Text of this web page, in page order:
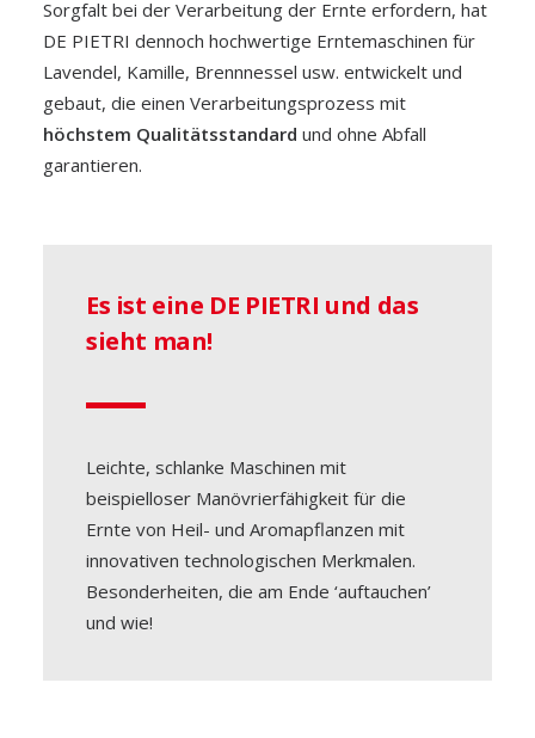
Sorgfalt bei der Verarbeitung der Ernte erfordern, hat
DE PIETRI dennoch hochwertige Erntemaschinen für
Lavendel, Kamille, Brennnessel usw. entwickelt und
gebaut, die einen Verarbeitungsprozess mit
höchstem Qualitätsstandard und ohne Abfall
garantieren.
Es ist eine DE PIETRI und das
sieht man!
Leichte, schlanke Maschinen mit
beispielloser Manövrierfähigkeit für die
Ernte von Heil- und Aromapflanzen mit
innovativen technologischen Merkmalen.
Besonderheiten, die am Ende ‘auftauchen’
und wie!